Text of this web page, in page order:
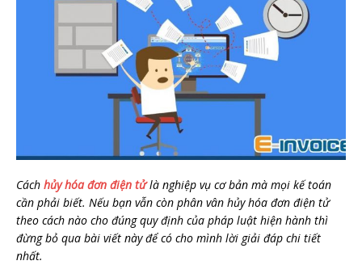
Cách hủy hóa đơn điện tửlà nghiệp vụ cơ bản mà mọi kế toán
cần phải biết. Nếu bạn vẫn còn phân vân hủy hóa đơn điện tử
theo cách nào cho đúng quy định của pháp luật hiện hành thì
đừng bỏ qua bài viết này để có cho mình lời giải đáp chi tiết
nhất.